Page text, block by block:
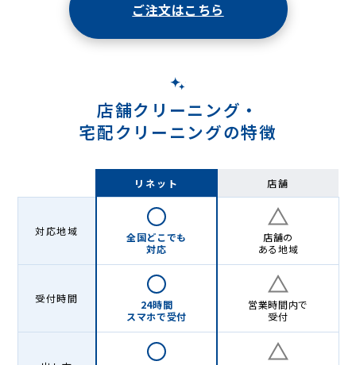
ご注文はこちら
店舗クリーニング・
宅配クリーニングの特徴
リネット 店舗
対応地域
全国どこでも
対応
店舗の
ある地域
受付時間
24時間
スマホで受付
営業時間内で
受付